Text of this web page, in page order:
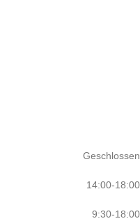
Geschlossen
14:00-18:00
9:30-18:00